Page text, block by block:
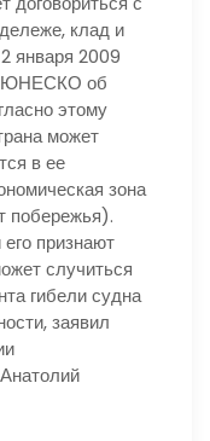
клад и
января 2009
ЮНЕСКО об
этому
может
в ее
зона
побережья).
признают
случиться
гибели судна
заявил